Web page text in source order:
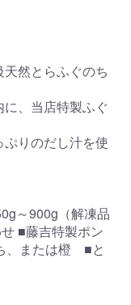
然とらふぐのち
、当店特製ふぐ
りのだし汁を使
～900g（解凍品
■藤吉特製ポン
、または橙 ■と